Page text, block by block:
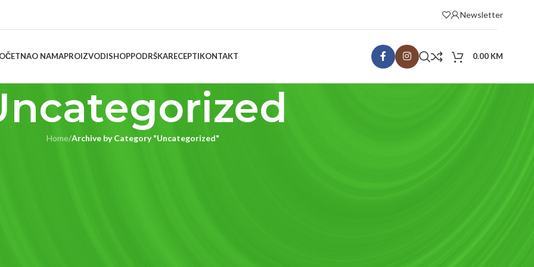
Newsletter
O NAMAPROIZVODISHOPPODRŠKARECEPTIKONTAKT 0.00 KM
Home/Archive by Category "Uncategorized"